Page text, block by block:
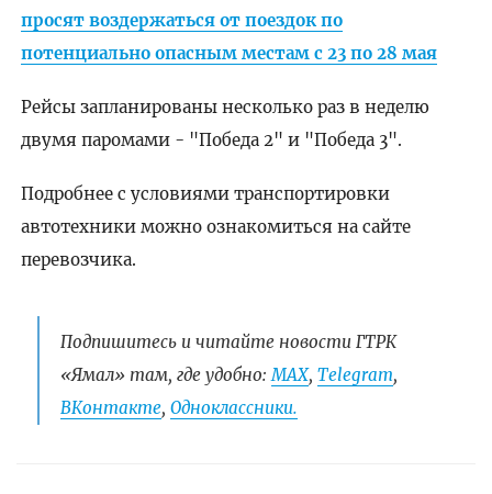
просят воздержаться от поездок по
потенциально опасным местам с 23 по 28 мая
Рейсы запланированы несколько раз в неделю
двумя паромами - "Победа 2" и "Победа 3".
Подробнее с условиями транспортировки
автотехники можно ознакомиться на сайте
перевозчика.
Подпишитесь и читайте новости ГТРК
«Ямал» там, где удобно: МАХ, Telegram,
ВКонтакте, Одноклассники.